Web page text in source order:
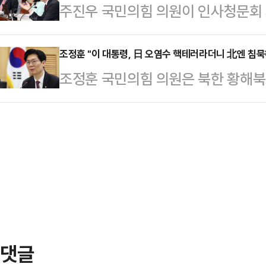
에서 3번째 객실 승무원 노조이자
(객실) 승무원 노조는…
것이라고 믿고 있다.천만에다. 이
대감들과 수도권의 일부 서울대 출
후 모두) 꼬락서니를 보면 이재명
그들을 다시 지지해 줄 국민들이 많
파죽지세다. 아…
주진우 국민의힘 의원이 인사청문
제기된 의혹들을 거론하며 "이재명
했던 문재인 정부보다 후퇴했다"고
공개하고 재점검해야 한다고 강조
에 글을 올려 "인사 검증 기준을 공
조정훈 "이 대통령, 日 오염수 핵테러라더니 北엔 침
조정훈 국민의힘 의원은 북한 황해
지 않은 방사성 폐수가 서해로 흘러
댓글